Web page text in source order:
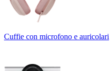
Cuffie con microfono e auricolari